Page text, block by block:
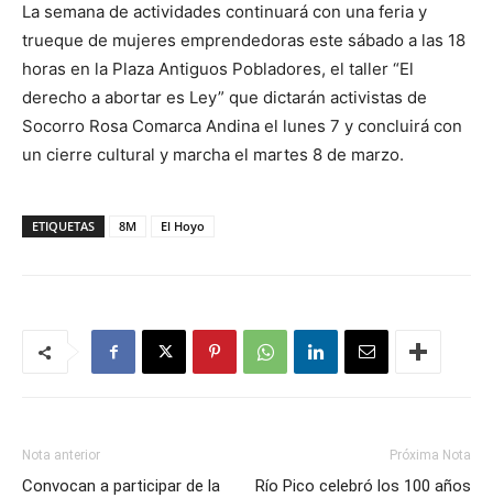
La semana de actividades continuará con una feria y
trueque de mujeres emprendedoras este sábado a las 18
horas en la Plaza Antiguos Pobladores, el taller “El
derecho a abortar es Ley” que dictarán activistas de
Socorro Rosa Comarca Andina el lunes 7 y concluirá con
un cierre cultural y marcha el martes 8 de marzo.
ETIQUETAS 8M El Hoyo
Nota anterior
Convocan a participar de la
Próxima Nota
Río Pico celebró los 100 años